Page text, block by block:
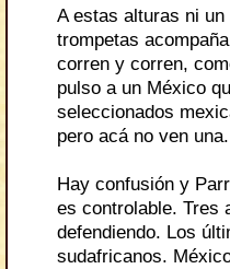
A estas alturas ni
trompetas
corren y corren,
pulso a un México
seleccionados
pero acá no ven una.
Hay confusión y
es controlable. Tres
defendiendo. Los
sudafricanos.